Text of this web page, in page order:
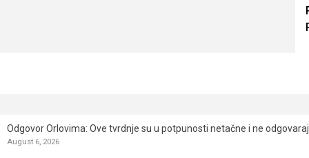
Odgovor Orlovima: ​Ove tvrdnje su u potpunosti netačne i ne
August 6, 2026